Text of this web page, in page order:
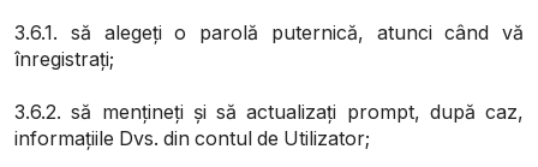
3.6.1. să alegeți o parolă puternică, atunci când vă
înregistrați;
3.6.2. să mențineți și să actualizați prompt, după caz,
informațiile Dvs. din contul de Utilizator;